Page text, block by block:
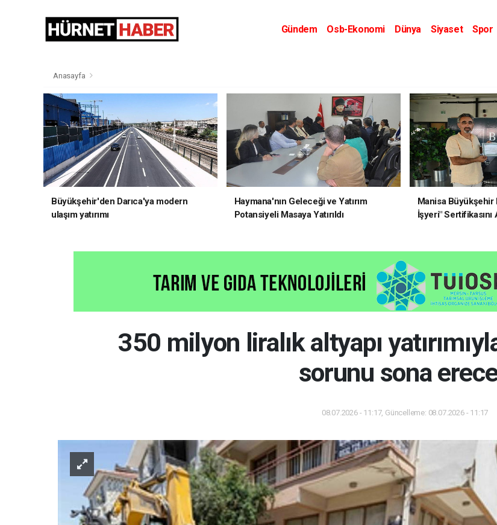
Gündem Osb-Ekonomi Dünya Siyaset Spor
Anasayfa
Büyükşehir'den Darıca'ya modern
ulaşım yatırımı
Haymana'nın Geleceği ve Yatırım
Potansiyeli Masaya Yatırıldı
Manisa Büyükşehir
İşyeri" Sertifikasını
350 milyon liralık altyapı
sorunu sona
08.07.2026 - 11:17, Güncelleme: 08.07.2026 - 11:17